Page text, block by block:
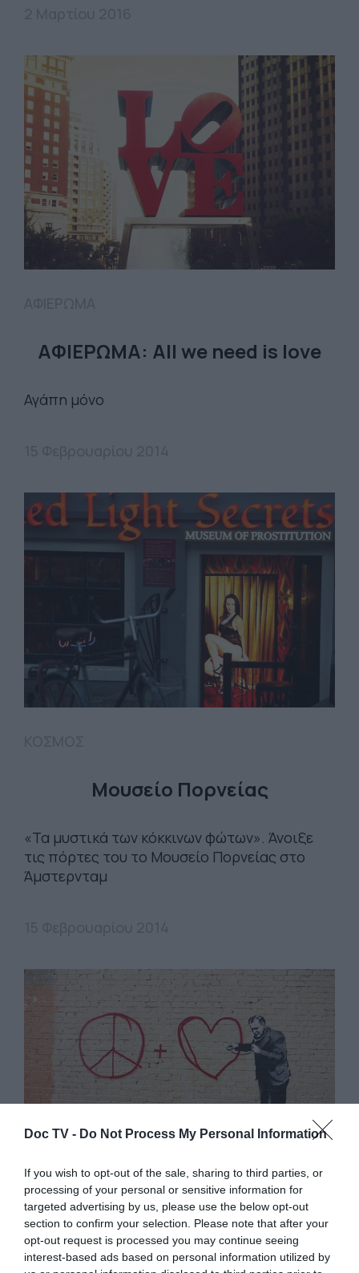
Doc TV - Do Not Process My Personal Information
If you wish to opt-out of the sale, sharing to third parties, or
processing of your personal or sensitive information for
targeted advertising by us, please use the below opt-out
section to confirm your selection. Please note that after your
opt-out request is processed you may continue seeing
interest-based ads based on personal information utilized by
ΑΦΙΕΡΩΜΑ: All we need is love
Αγάπη μόνο
Μουσείο Πορνείας
«Τα μυστικά των κόκκινων φώτων». Άνοιξε
τις πόρτες του το Μουσείο Πορνείας στο
Άμστερνταμ
VISUALISM
ΓΚΑΛΕΡΙ: Τα γκραφίτι της